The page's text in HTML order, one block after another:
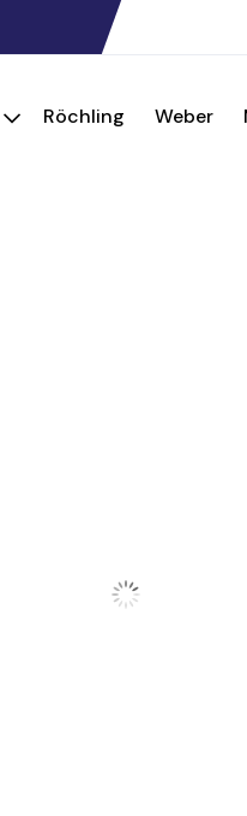
Röchling Weber